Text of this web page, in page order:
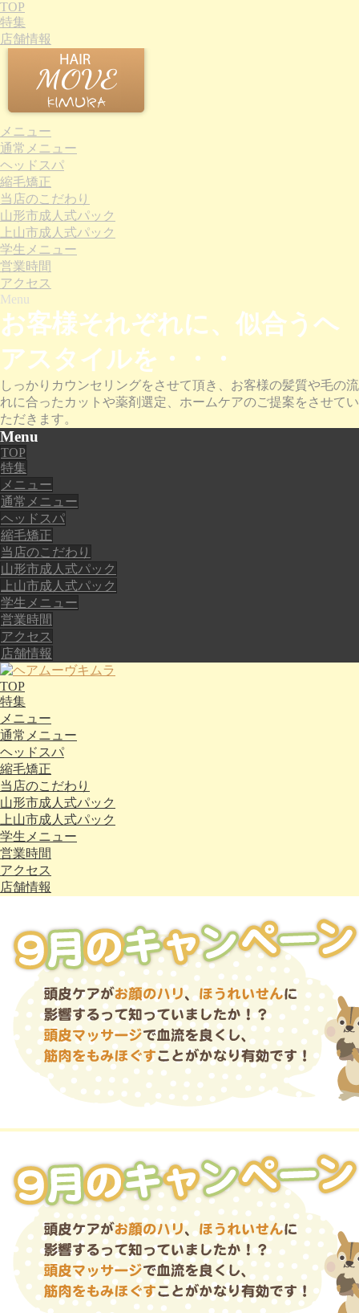
TOP
特集
店舗情報
メニュー
通常メニュー
ヘッドスパ
縮毛矯正
当店のこだわり
山形市成人式パック
上山市成人式パック
学生メニュー
営業時間
アクセス
Menu
お客様それぞれに、似合うヘ
アスタイルを・・・
しっかりカウンセリングをさせて頂き、お客様の髪質や毛の流
れに合ったカットや薬剤選定、ホームケアのご提案をさせてい
ただきます。
Menu
TOP
特集
メニュー
通常メニュー
ヘッドスパ
縮毛矯正
当店のこだわり
山形市成人式パック
上山市成人式パック
学生メニュー
営業時間
アクセス
店舗情報
TOP
特集
メニュー
通常メニュー
ヘッドスパ
縮毛矯正
当店のこだわり
山形市成人式パック
上山市成人式パック
学生メニュー
営業時間
アクセス
店舗情報